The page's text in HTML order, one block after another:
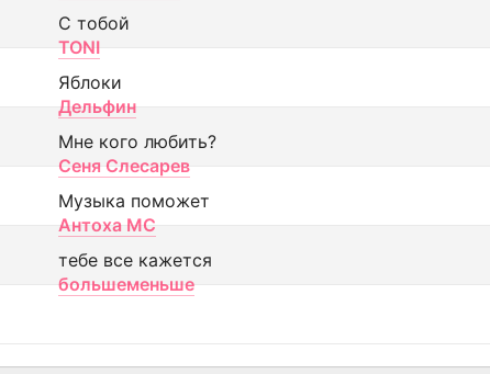
С тобой
TONI
Яблоки
Дельфин
Мне кого любить?
Сеня Слесарев
Музыка поможет
Антоха МС
тебе все кажется
большеменьше